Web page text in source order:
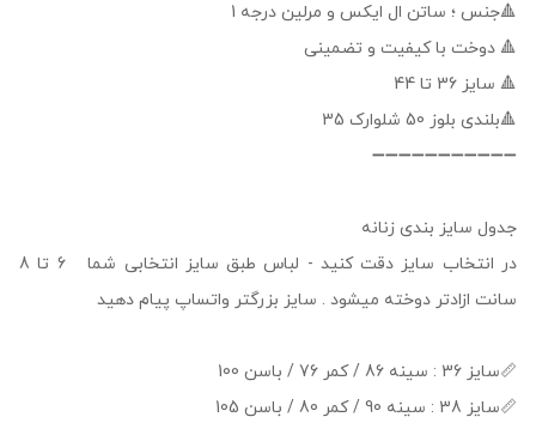
🔺جنس ؛ ساتن ال ایکس و مرلین درجه 1
🔺 دوخت با کیفیت و تضمینی
🔺 سایز 36 تا 44
🔺بلندی بلوز 50 شلوارک 35
➖➖➖➖➖➖➖➖➖➖➖
جدول سایز بندی زنانه
در انتخاب سایز دقت کنید - لباس طبق سایز انتخابی شما 6 تا 8
سانت ازادتر دوخته میشود . سایز بزرگتر واتساپ پیام دهید
📏سایز 36 : سینه 86 / کمر 76 / باسن 100
📏سایز 38 : سینه 90 / کمر 80 / باسن 105